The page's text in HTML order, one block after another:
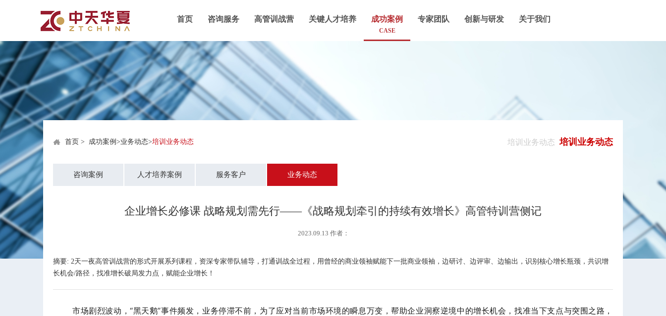
首页 咨询服务 高管训战营 关键人才培养 成功案例
CASE
专家团队 创新与研发 关于我们
首页 > 成功案例 >业务动态>培训业务动态 培训业务动态 培训业务动态
咨询案例 人才培养案例 服务客户 业务动态
企业增长必修课 战略规划需先行——《战略规划牵引的持续有效增长》高管特训营侧记
2023.09.13 作者：
摘要: 2天一夜高管训战营的形式开展系列课程，资深专家带队辅导，打通训战全过程，用曾经的商业领袖赋能下一批商业领袖，边研讨、边评审、边输出，识别核心增长瓶颈，共识增
长机会/路径，找准增长破局发力点，赋能企业增长！
市场剧烈波动，“黑天鹅”事件频发，业务停滞不前，为了应对当前市场环境的瞬息万变，帮助企业洞察逆境中的增长机会，找准当下支点与突围之路，